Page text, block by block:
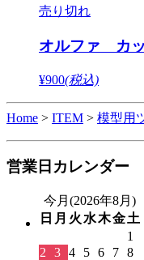
売り切れ
オルファ カ
¥900(税込)
Home > ITEM > 模型用
営業日カレンダー
今月(2026年8月)
日 月 火 水木金土
1
2
3 4 5 6 7 8